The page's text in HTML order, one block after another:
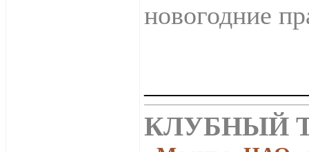
новогодние
КЛУБНЫЙ